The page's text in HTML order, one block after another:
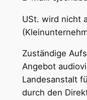
USt. wird nicht
Zuständige
Angebot
Landesanstalt
durch den